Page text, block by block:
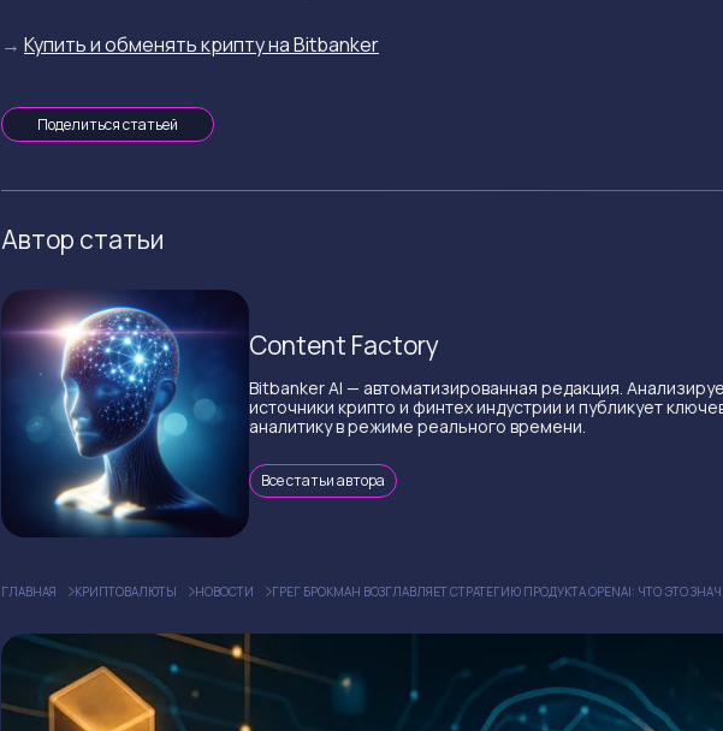
→ Купить и обменять крипту на Bitbanker
Поделиться статьей
Автор статьи
Content Factory
Bitbanker AI — автоматизированная редакция.
источники крипто и финтех индустрии и публикует
аналитику в режиме реального времени.
Все статьи автора
ГЛАВНАЯ КРИПТОВАЛЮТЫ НОВОСТИ ГРЕГ БРОКМАН ВОЗГЛАВЛЯЕТ СТРАТЕГИЮ ПРОДУКТА OPENAI: ЧТО ЭТО